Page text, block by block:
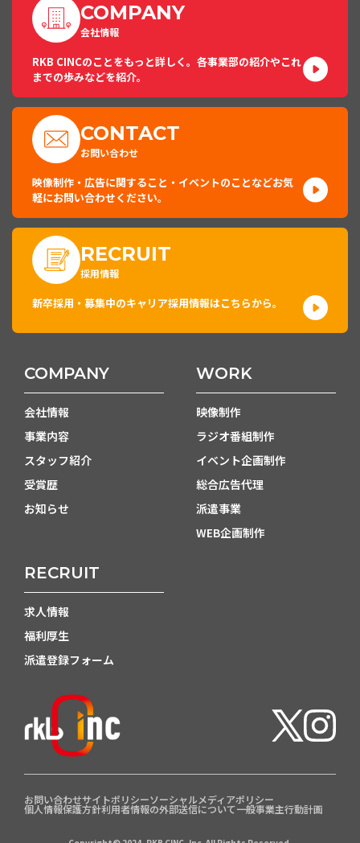
COMPANY
会社情報
RKB CINCのことをもっと詳しく。各事業部の紹介やこれ
までの歩みなどを紹介。
CONTACT
お問い合わせ
映像制作・広告に関すること・イベントのことなどお気
軽にお問い合わせください。
RECRUIT
採用情報
新卒採用・募集中のキャリア採用情報はこちらから。
COMPANY
会社情報
事業内容
スタッフ紹介
受賞歴
お知らせ
WORK
映像制作
ラジオ番組制作
イベント企画制作
総合広告代理
派遣事業
WEB企画制作
RECRUIT
求人情報
福利厚生
派遣登録フォーム
お問い合わせサイトポリシーソーシャルメディアポリシー
個人情報保護方針利用者情報の外部送信について一般事業主行動計画